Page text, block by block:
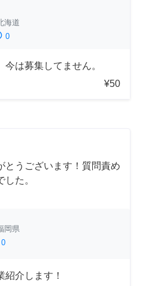
海道
0
は募集してません。
¥50
とうございます！質問責め
た。
岡県
0
紹介します！